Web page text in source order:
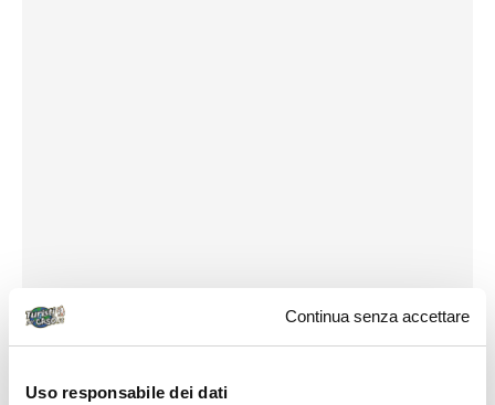
Continua senza accettare
Uso responsabile dei dati